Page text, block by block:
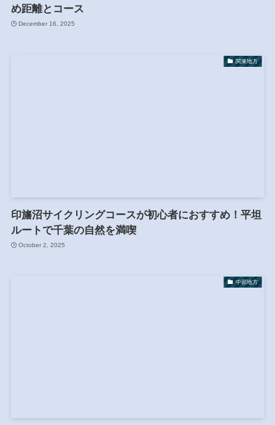
め距離とコース
December 16, 2025
関東地方
印旛沼サイクリングコースが初心者におすすめ！平坦
ルートで千葉の自然を満喫
October 2, 2025
中部地方